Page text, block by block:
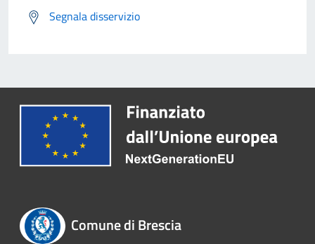
Segnala disservizio
Comune di Brescia